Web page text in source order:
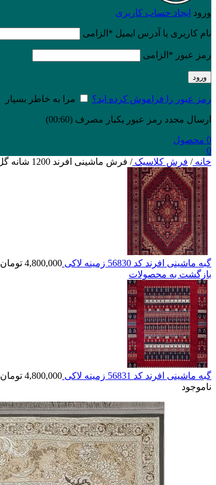
ورود ایجاد حساب کاربری
نام کاربری یا آدرس ایمیل * الزامی
رمز عبور * الزامی
ورود
رمز عبور را فراموش کرده اید؟ مرا به خاطر بسپار
ارسال مجدد رمز عبور یکبار مصرف (00:
60
)
0 محصول
0
خانه/ فرش کلاسیک/ فرش ماشینی افرند 1200 شانه گل برجسته زمینه ذغالی متالیک کد 2267
گبه ماشینی افرند کد 56830 زمینه لاکی 4,800,000 تومان
بازگشت به محصولات
گبه ماشینی افرند کد 56831 زمینه لاکی 4,800,000 تومان
ناموجود